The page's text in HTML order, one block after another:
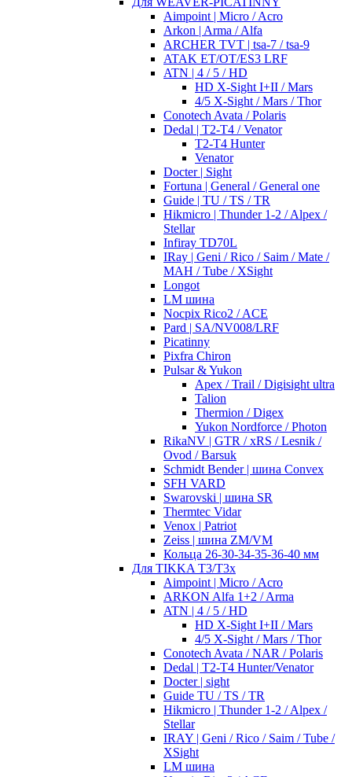
Aimpoint | Micro / Acro
Arkon | Arma / Alfa
ARCHER TVT | tsa-7 / tsa-9
ATAK ET/OT/ES3 LRF
ATN | 4 / 5 / HD
HD X-Sight I+II / Mars
4/5 X-Sight / Mars / Thor
Conotech Avata / Polaris
Dedal | T2-T4 / Venator
T2-T4 Hunter
Venator
Docter | Sight
Fortuna | General / General one
Guide | TU / TS / TR
Hikmicro | Thunder 1-2 / Alpex /
Stellar
Infiray TD70L
IRay | Geni / Rico / Saim / Mate /
MAH / Tube / XSight
Longot
LM шина
Nocpix Rico2 / ACE
Pard | SA/NV008/LRF
Picatinny
Pixfra Chiron
Pulsar & Yukon
Apex / Trail / Digisight ultra
Talion
Thermion / Digex
Yukon Nordforce / Photon
RikaNV | GTR / xRS / Lesnik /
Ovod / Barsuk
Schmidt Bender | шина Convex
SFH VARD
Swarovski | шина SR
Thermtec Vidar
Venox | Patriot
Zeiss | шина ZM/VM
Кольца 26-30-34-35-36-40 мм
Для TIKKA T3/T3x
Aimpoint | Micro / Acro
ARKON Alfa 1+2 / Arma
ATN | 4 / 5 / HD
HD X-Sight I+II / Mars
4/5 X-Sight / Mars / Thor
Conotech Avata / NAR / Polaris
Dedal | T2-T4 Hunter/Venator
Docter | sight
Guide TU / TS / TR
Hikmicro | Thunder 1-2 / Alpex /
Stellar
IRAY | Geni / Rico / Saim / Tube /
XSight
LM шина